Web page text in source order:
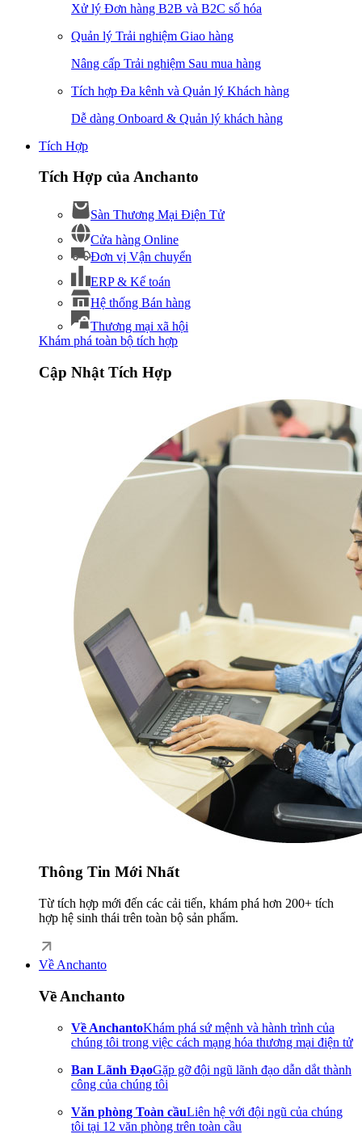
Xử lý Đơn hàng B2B và B2C số hóa
Quản lý Trải nghiệm Giao hàng
Nâng cấp Trải nghiệm Sau mua hàng
Tích hợp Đa kênh và Quản lý Khách hàng
Dễ dàng Onboard & Quản lý khách hàng
Tích Hợp
Tích Hợp của Anchanto
Sàn Thương Mại Điện Tử
Cửa hàng Online
Đơn vị Vận chuyển
ERP & Kế toán
Hệ thống Bán hàng
Thương mại xã hội
Khám phá toàn bộ tích hợp
Cập Nhật Tích Hợp
Thông Tin Mới Nhất
Từ tích hợp mới đến các cải tiến, khám phá hơn 200+ tích
hợp hệ sinh thái trên toàn bộ sản phẩm.
Về Anchanto
Về Anchanto
Về AnchantoKhám phá sứ mệnh và hành trình của
chúng tôi trong việc cách mạng hóa thương mại điện tử
Ban Lãnh ĐạoGặp gỡ đội ngũ lãnh đạo dẫn dắt thành
công của chúng tôi
Văn phòng Toàn cầuLiên hệ với đội ngũ của chúng
tôi tại 12 văn phòng trên toàn cầu